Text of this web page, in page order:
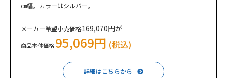
㎝幅。カラーはシルバー。
メーカー希望小売価格169,070円が
商品本体価格95,069円 (税込)
詳細はこちらから